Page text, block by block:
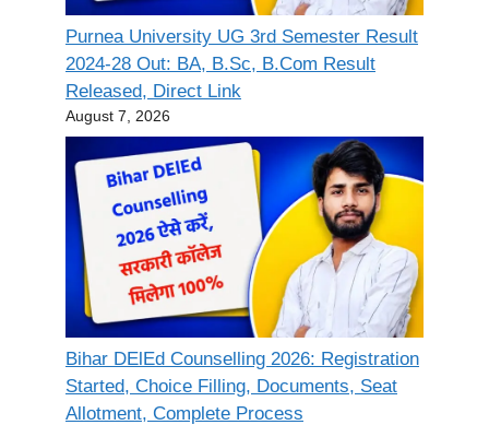
Purnea University UG 3rd Semester Result
2024-28 Out: BA, B.Sc, B.Com Result
Released, Direct Link
August 7, 2026
Bihar DElEd Counselling 2026: Registration
Started, Choice Filling, Documents, Seat
Allotment, Complete Process